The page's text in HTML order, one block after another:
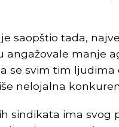
saopštio tada,
angažovale manje
se svim tim
nelojalna
sindikata ima svog